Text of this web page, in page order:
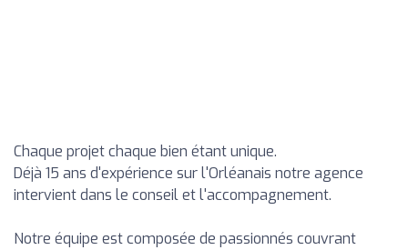
Chaque projet chaque bien étant unique.
Déjà 15 ans d'expérience sur l'Orléanais notre agence
intervient dans le conseil et l'accompagnement.
Notre équipe est composée de passionnés couvrant